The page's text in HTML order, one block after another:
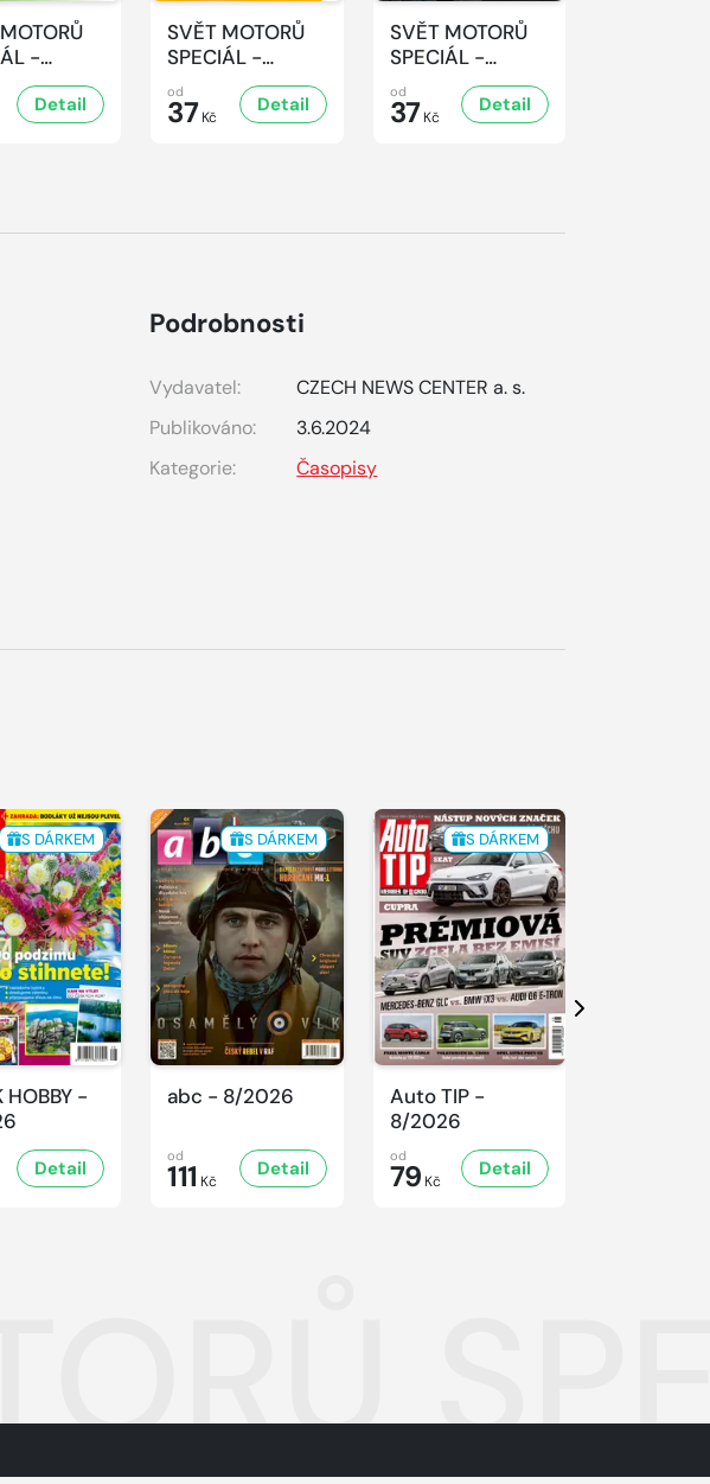
-
Detail
SVĚT MOTORŮ
SPECIÁL -
2/2025
od
37 Kč
Detail
SVĚT MOTORŮ
SPECIÁL -
1/2025
od
37 Kč
Detail
Podrobnosti
Vydavatel:
CZECH NEWS CENTER a. s.
Publikováno:
3.6.2024
Kategorie:
Časopisy
S DÁRKEM
HOBBY -
Detail
S DÁRKEM
abc - 8/2026
od
111 Kč
Detail
S DÁRKEM
Auto TIP -
8/2026
od
79 Kč
Detail
Další